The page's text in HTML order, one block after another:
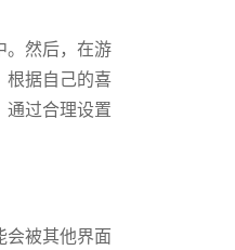
。然后，在游
根据自己的喜
通过合理设置
会被其他界面